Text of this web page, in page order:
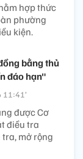
hợp thức
phường
kiện.
bằng thủ
đáo hạn"
được Cơ
điều tra
mở rộng